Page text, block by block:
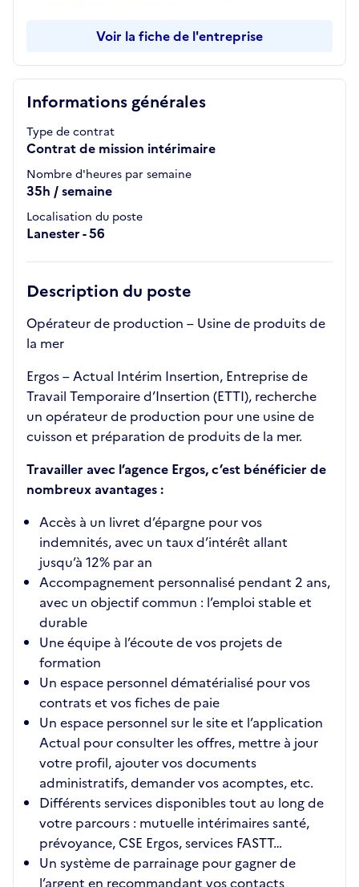
Informations générales
Type de contrat
Contrat de mission intérimaire
Nombre d'heures par semaine
35h / semaine
Localisation du poste
Lanester - 56
Description du poste
Opérateur de production – Usine de produits de
la mer
Ergos – Actual Intérim Insertion, Entreprise de
Travail Temporaire d’Insertion (ETTI), recherche
un opérateur de production pour une usine de
cuisson et préparation de produits de la mer.
Travailler avec l’agence Ergos, c’est bénéficier de
nombreux avantages :
Accès à un livret d’épargne pour vos
indemnités, avec un taux d’intérêt allant
jusqu’à 12% par an
Accompagnement personnalisé pendant 2 ans,
avec un objectif commun : l’emploi stable et
durable
Une équipe à l’écoute de vos projets de
formation
Un espace personnel dématérialisé pour vos
contrats et vos fiches de paie
Un espace personnel sur le site et l’application
Actual pour consulter les offres, mettre à jour
votre profil, ajouter vos documents
administratifs, demander vos acomptes, etc.
Différents services disponibles tout au long de
votre parcours : mutuelle intérimaires santé,
prévoyance, CSE Ergos, services FASTT…
Un système de parrainage pour gagner de
l’argent en recommandant vos contacts
Voir la fiche de l'entreprise